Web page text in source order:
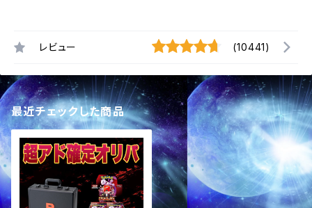
レビュー (10441)
最近チェックした商品